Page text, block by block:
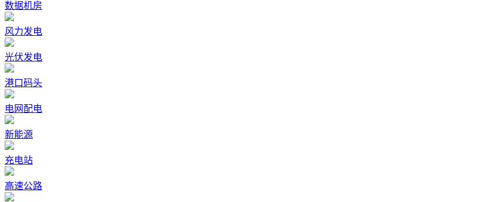
数据机房
风力发电
光伏发电
港口码头
电网配电
新能源
充电站
高速公路